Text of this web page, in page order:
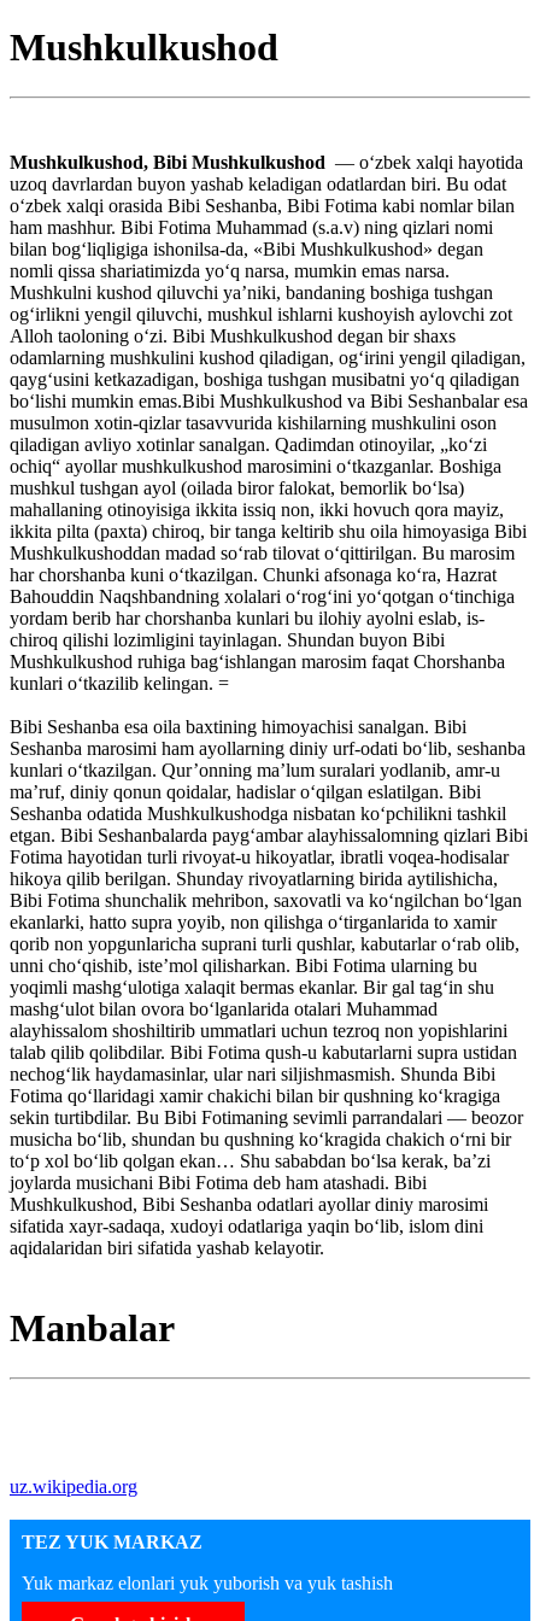
Mushkulkushod
Mushkulkushod, Bibi Mushkulkushod — oʻzbek xalqi hayotida
uzoq davrlardan buyon yashab keladigan odatlardan biri. Bu odat
oʻzbek xalqi orasida Bibi Seshanba, Bibi Fotima kabi nomlar bilan
ham mashhur. Bibi Fotima Muhammad (s.a.v) ning qizlari nomi
bilan bogʻliqligiga ishonilsa-da, «Bibi Mushkulkushod» degan
nomli qissa shariatimizda yoʻq narsa, mumkin emas narsa.
Mushkulni kushod qiluvchi ya’niki, bandaning boshiga tushgan
ogʻirlikni yengil qiluvchi, mushkul ishlarni kushoyish aylovchi zot
Alloh taoloning oʻzi. Bibi Mushkulkushod degan bir shaxs
odamlarning mushkulini kushod qiladigan, ogʻirini yengil qiladigan,
qaygʻusini ketkazadigan, boshiga tushgan musibatni yoʻq qiladigan
boʻlishi mumkin emas.Bibi Mushkulkushod va Bibi Seshanbalar esa
musulmon xotin-qizlar tasavvurida kishilarning mushkulini oson
qiladigan avliyo xotinlar sanalgan. Qadimdan otinoyilar, „koʻzi
ochiq“ ayollar mushkulkushod marosimini oʻtkazganlar. Boshiga
mushkul tushgan ayol (oilada biror falokat, bemorlik boʻlsa)
mahallaning otinoyisiga ikkita issiq non, ikki hovuch qora mayiz,
ikkita pilta (paxta) chiroq, bir tanga keltirib shu oila himoyasiga Bibi
Mushkulkushoddan madad soʻrab tilovat oʻqittirilgan. Bu marosim
har chorshanba kuni oʻtkazilgan. Chunki afsonaga koʻra, Hazrat
Bahouddin Naqshbandning xolalari oʻrogʻini yoʻqotgan oʻtinchiga
yordam berib har chorshanba kunlari bu ilohiy ayolni eslab, is-
chiroq qilishi lozimligini tayinlagan. Shundan buyon Bibi
Mushkulkushod ruhiga bagʻishlangan marosim faqat Chorshanba
kunlari oʻtkazilib kelingan. =
Bibi Seshanba esa oila baxtining himoyachisi sanalgan. Bibi
Seshanba marosimi ham ayollarning diniy urf-odati boʻlib, seshanba
kunlari oʻtkazilgan. Qur’onning maʼlum suralari yodlanib, amr-u
maʼruf, diniy qonun qoidalar, hadislar oʻqilgan eslatilgan. Bibi
Seshanba odatida Mushkulkushodga nisbatan koʻpchilikni tashkil
etgan. Bibi Seshanbalarda paygʻambar alayhissalomning qizlari Bibi
Fotima hayotidan turli rivoyat-u hikoyatlar, ibratli voqea-hodisalar
hikoya qilib berilgan. Shunday rivoyatlarning birida aytilishicha,
Bibi Fotima shunchalik mehribon, saxovatli va koʻngilchan boʻlgan
ekanlarki, hatto supra yoyib, non qilishga oʻtirganlarida to xamir
qorib non yopgunlaricha suprani turli qushlar, kabutarlar oʻrab olib,
unni choʻqishib, isteʼmol qilisharkan. Bibi Fotima ularning bu
yoqimli mashgʻulotiga xalaqit bermas ekanlar. Bir gal tagʻin shu
mashgʻulot bilan ovora boʻlganlarida otalari Muhammad
alayhissalom shoshiltirib ummatlari uchun tezroq non yopishlarini
talab qilib qolibdilar. Bibi Fotima qush-u kabutarlarni supra ustidan
nechogʻlik haydamasinlar, ular nari siljishmasmish. Shunda Bibi
Fotima qoʻllaridagi xamir chakichi bilan bir qushning koʻkragiga
sekin turtibdilar. Bu Bibi Fotimaning sevimli parrandalari — beozor
musicha boʻlib, shundan bu qushning koʻkragida chakich oʻrni bir
toʻp xol boʻlib qolgan ekan… Shu sababdan boʻlsa kerak, baʼzi
joylarda musichani Bibi Fotima deb ham atashadi. Bibi
Mushkulkushod, Bibi Seshanba odatlari ayollar diniy marosimi
sifatida xayr-sadaqa, xudoyi odatlariga yaqin boʻlib, islom dini
aqidalaridan biri sifatida yashab kelayotir.
Manbalar
uz.wikipedia.org
TEZ YUK MARKAZ
Yuk markaz elonlari yuk yuborish va yuk tashish